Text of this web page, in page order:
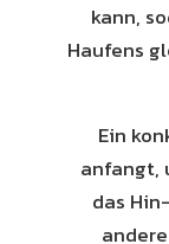
kann,
Haufens
Ein
anfangt,
das